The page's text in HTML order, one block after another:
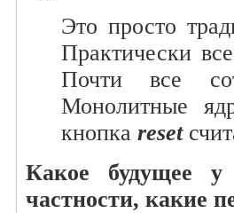
Это просто
Практически
Почти все
Монолитные
кнопка reset
Какое будущее у
частности, какие